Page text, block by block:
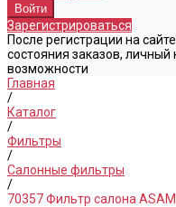
Зарегистрироваться
После регистрации на
состояния заказов, личный
возможности
Главная
/
Каталог
/
Фильтры
/
Салонные фильтры
/
70357 Фильтр салона ASAM